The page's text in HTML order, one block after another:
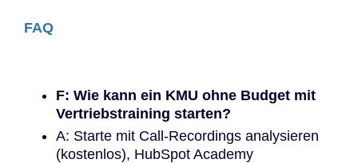
FAQ
F: Wie kann ein KMU ohne Budget mit
Vertriebstraining starten?
A: Starte mit Call-Recordings analysieren
(kostenlos), HubSpot Academy